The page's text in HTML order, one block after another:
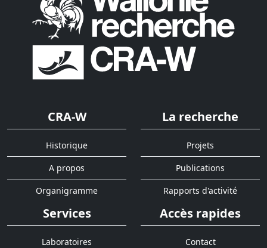
CRA-W
Historique
A propos
Organigramme
La recherche
Projets
Publications
Rapports d'activité
Services
Laboratoires
Accès rapides
Contact